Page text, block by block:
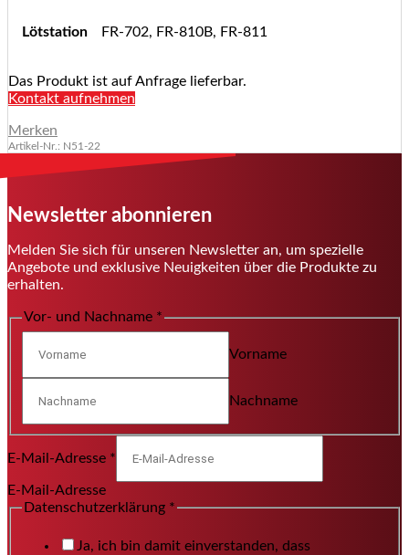
Lötstation FR-702, FR-810B, FR-811
Das Produkt ist auf Anfrage lieferbar.
Kontakt aufnehmen
Merken
Artikel-Nr.: N51-22
Newsletter abonnieren
Melden Sie sich für unseren Newsletter an, um spezielle
Angebote und exklusive Neuigkeiten über die Produkte zu
erhalten.
Vor- und Nachname *
Vorname
Nachname
E-Mail-Adresse *
E-Mail-Adresse
Datenschutzerklärung *
Ja, ich bin damit einverstanden, dass